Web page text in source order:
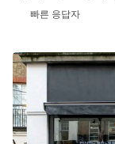
빠른 응답자